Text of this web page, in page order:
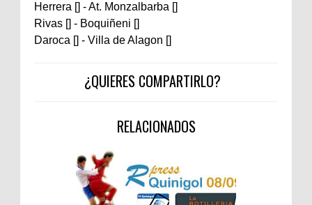
Herrera [] - At. Monzalbarba []
Rivas [] - Boquiñeni []
Daroca [] - Villa de Alagon []
¿QUIERES COMPARTIRLO?
RELACIONADOS